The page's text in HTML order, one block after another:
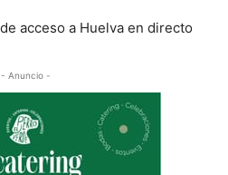
- Anuncio -